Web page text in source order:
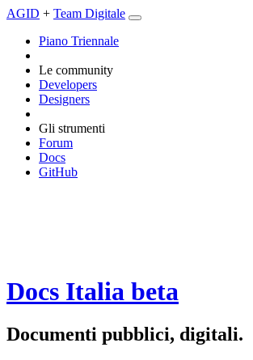
AGID + Team Digitale
Piano Triennale
Le community
Developers
Designers
Gli strumenti
Forum
Docs
GitHub
Docs Italia beta
Documenti pubblici, digitali.